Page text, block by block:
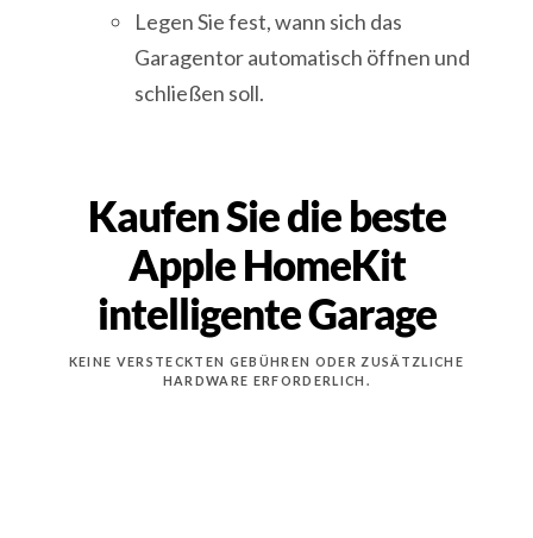
Legen Sie fest, wann sich das
Garagentor automatisch öffnen und
schließen soll.
Kaufen Sie die beste
Apple HomeKit
intelligente Garage
KEINE VERSTECKTEN GEBÜHREN ODER ZUSÄTZLICHE
HARDWARE ERFORDERLICH.